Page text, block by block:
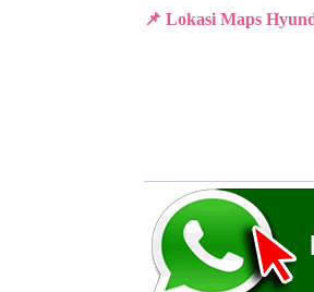
📌 Lokasi Maps